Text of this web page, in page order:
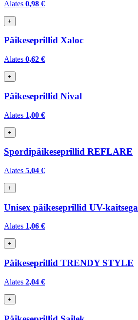
Alates 0,98 €
+
Päikeseprillid Xaloc
Alates 0,62 €
+
Päikeseprillid Nival
Alates 1,00 €
+
Spordipäikeseprillid REFLARE
Alates 5,04 €
+
Unisex päikeseprillid UV-kaitsega
Alates 1,06 €
+
Päikeseprillid TRENDY STYLE
Alates 2,04 €
+